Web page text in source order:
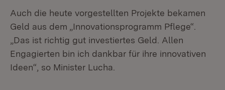
Auch die heute vorgestellten Projekte bekamen
Geld aus dem „Innovationsprogramm Pflege“.
„Das ist richtig gut investiertes Geld. Allen
Engagierten bin ich dankbar für ihre innovativen
Ideen“, so Minister Lucha.